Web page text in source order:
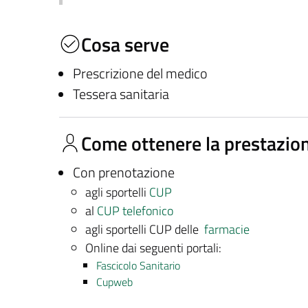
Cosa serve
Prescrizione del medico
Tessera sanitaria
Come ottenere la
Con prenotazione
agli sportelli CUP
al CUP telefonico
agli sportelli CUP delle farmacie
Online dai seguenti portali:
Fascicolo Sanitario
Cupweb